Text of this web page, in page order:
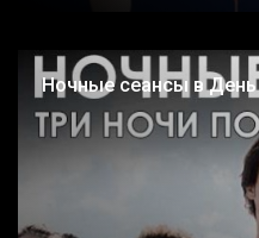
Ночные сеансы в День